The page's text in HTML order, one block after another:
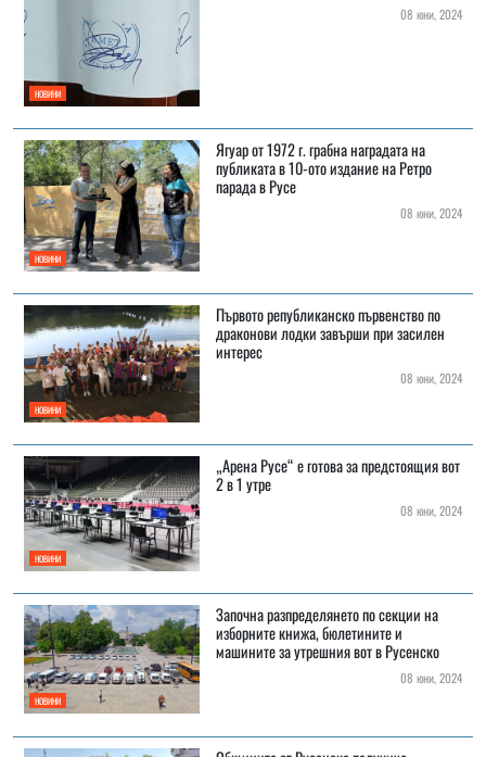
НОВИНИ
08 юни, 2024
НОВИНИ
Ягуар от 1972 г. грабна наградата на
публиката в 10-ото издание на Ретро
парада в Русе
08 юни, 2024
НОВИНИ
Първото републиканско първенство по
драконови лодки завърши при засилен
интерес
08 юни, 2024
НОВИНИ
„Арена Русе“ е готова за предстоящия вот
2 в 1 утре
08 юни, 2024
НОВИНИ
Започна разпределянето по секции на
изборните книжа, бюлетините и
машините за утрешния вот в Русенско
08 юни, 2024